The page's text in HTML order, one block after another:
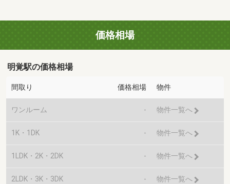
価格相場
明覚駅の価格相場
間取り 価格相場 物件
ワンルーム - 物件一覧へ
1K・1DK - 物件一覧へ
1LDK・2K・2DK - 物件一覧へ
2LDK・3K・3DK - 物件一覧へ